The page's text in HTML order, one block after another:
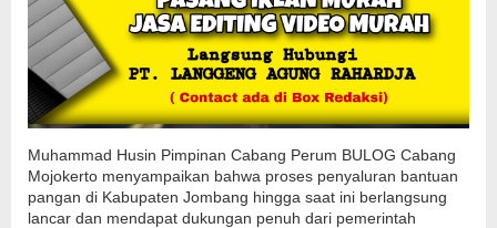
Muhammad Husin Pimpinan Cabang Perum BULOG Cabang
Mojokerto menyampaikan bahwa proses penyaluran bantuan
pangan di Kabupaten Jombang hingga saat ini berlangsung
lancar dan mendapat dukungan penuh dari pemerintah